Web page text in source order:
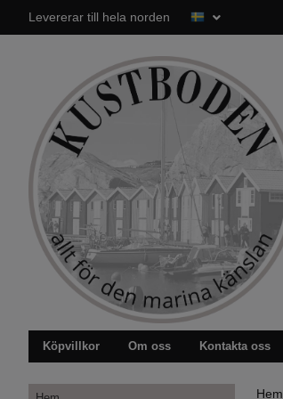
Levererar till hela norden
Köpvillkor Om oss Kontakta oss
Hem